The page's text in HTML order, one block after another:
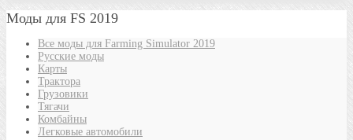
Моды для FS 2019
Все моды для Farming Simulator 2019
Русские моды
Карты
Трактора
Грузовики
Тягачи
Комбайны
Легковые автомобили